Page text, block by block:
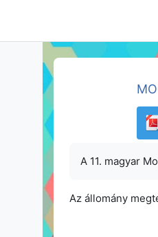
A 11. magyar
Az állomány